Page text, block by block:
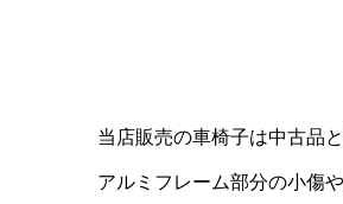
当店販売の車椅子は中古品と
アルミフレーム部分の小傷